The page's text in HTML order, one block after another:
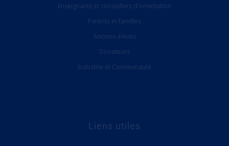
Enseignants et conseillers d'orientation
Parents et familles
Anciens élèves
Donateurs
Industrie et Communauté
Liens utiles